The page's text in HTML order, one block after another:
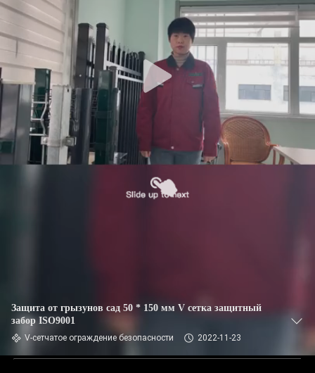
Защита от грызунов сад 50 * 150 мм V сетка защитный
забор ISO9001
V-сетчатое ограждение безопасности 2022-11-23